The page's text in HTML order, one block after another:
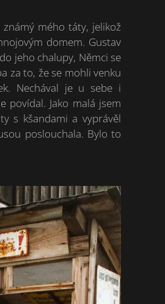
mého táty, jelikož
domem. Gustav
jeho chalupy, Němci se
za to, že se mohli venku
Nechával je u sebe i
povídal. Jako malá jsem
s kšandami a vyprávěl
poslouchala. Bylo to